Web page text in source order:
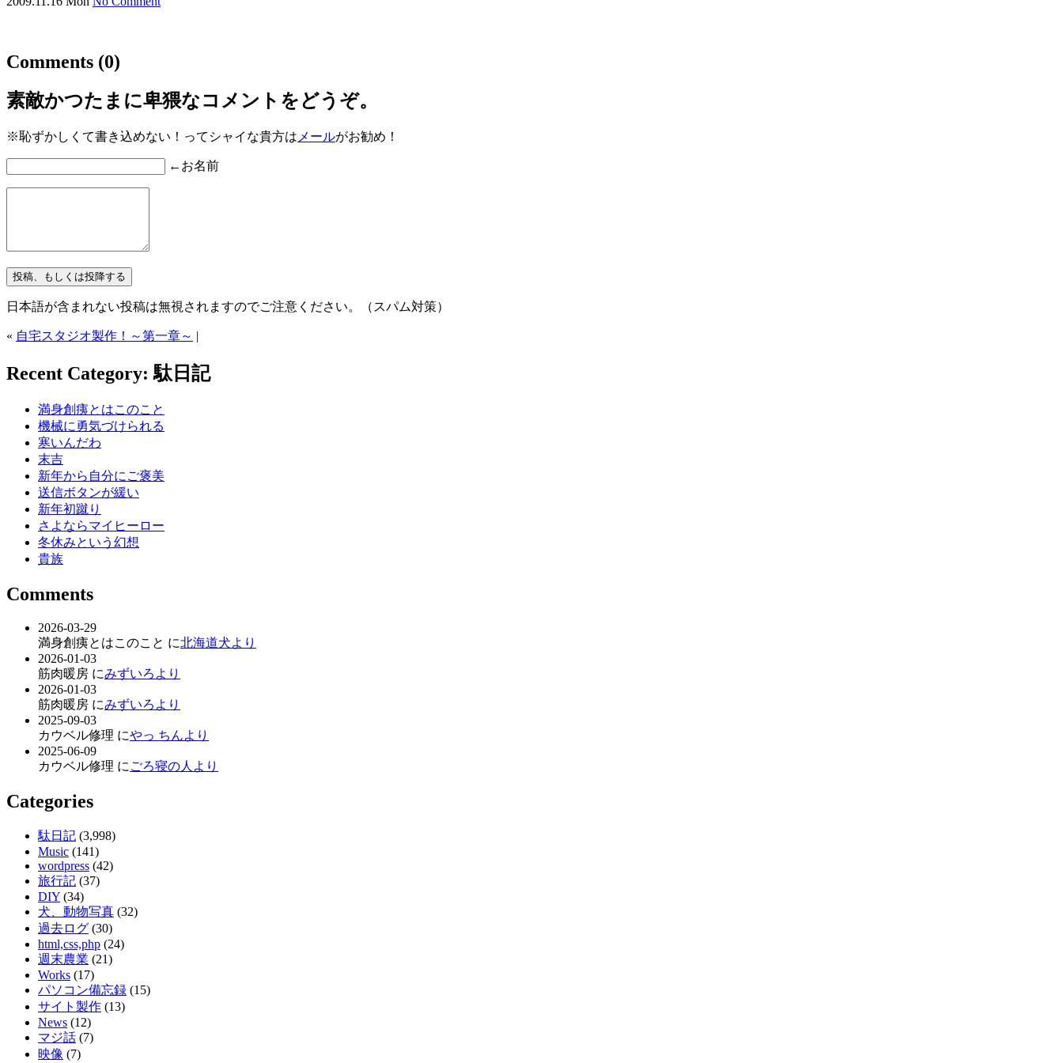
Comments (0)
素敵かつたまに卑猥なコメントをどうぞ。
※恥ずかしくて書き込めない！ってシャイな貴方は メールがお勧め！
←お名前
日本語が含まれない投稿は無視されますのでご注意ください。（スパム対策）
« 自宅スタジオ製作！～第一章～ |
Recent Category: 駄日記
満身創痍とはこのこと
機械に勇気づけられる
寒いんだわ
末吉
新年から自分にご褒美
送信ボタンが緩い
新年初蹴り
さよならマイヒーロー
冬休みという幻想
貴族
Comments
2026-03-29
満身創痍とはこのこと に北海道犬より
2026-01-03
筋肉暖房 にみずいろより
2026-01-03
筋肉暖房 にみずいろより
2025-09-03
カウベル修理 にやっ ちんより
2025-06-09
カウベル修理 に ごろ寝の人より
Categories
駄日記 (3,998)
Music (141)
wordpress (42)
旅行記 (37)
DIY (34)
犬、動物写真 (32)
過去ログ (30)
html,css,php (24)
週末農業 (21)
Works (17)
パソコン備忘録 (15)
サイト製作 (13)
News (12)
マジ話 (7)
映像 (7)